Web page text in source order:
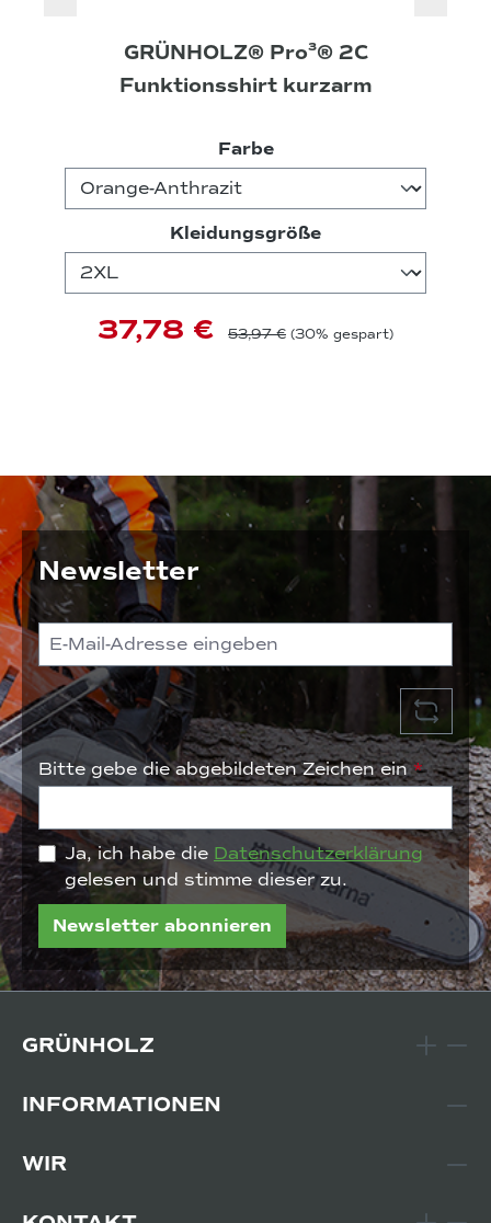
GRÜNHOLZ® Pro³® 2C
Funktionsshirt kurzarm
Farbeauswählen
Kleidungsgrößeauswählen
37,78 € 53,97 € (30% gespart)
Newsletter
Bitte gebe die abgebildeten Zeichen ein*
Ja, ich habe die Datenschutzerklärung
gelesen und stimme dieser zu.
Newsletter abonnieren
GRÜNHOLZ
INFORMATIONEN
WIR